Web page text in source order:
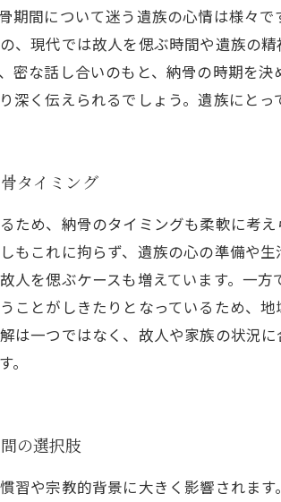
期間について迷う遺族の心情は様々
、現代では故人を偲ぶ時間や遺族の
密な話し合いのもと、納骨の時期を
深く伝えられるでしょう。遺族にと
タイミング
ため、納骨のタイミングも柔軟に考
もこれに拘らず、遺族の心の準備や
人を偲ぶケースも増えています。一
ことがしきたりとなっているため、
は一つではなく、故人や家族の状況
の選択肢
習や宗教的背景に大きく影響されま